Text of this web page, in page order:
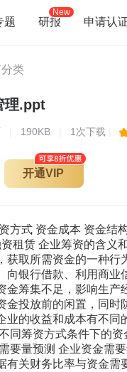
题 研报
New
申请认
类
理.ppt
190KB 1次下载
开通VIP
方式 资金成本 资金结
资租赁 企业筹资的含
获取所需资金的一种
向银行借款、利用商
金筹集不足，影响生
金投放前的闲置，同时
业的收益和成本有不
同筹资方式条件下的
要量预测 企业资金
关财务比率与资金需